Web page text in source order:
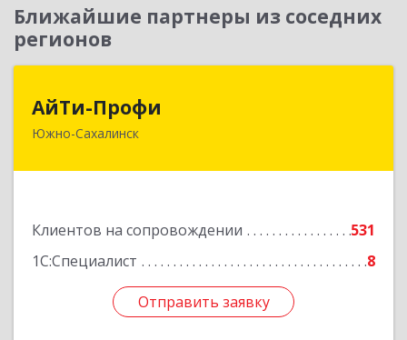
Ближайшие партнеры из соседних
регионов
АйТи-Профи
Южно-Сахалинск
Клиентов на сопровождении
531
1С:Специалист
8
Отправить заявку
693023, Сахалинская обл, город Южно-
Подробнее
Отправить заявку